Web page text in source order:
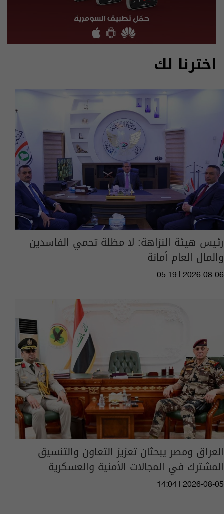
اخترنا لك
رئيس هيئة النزاهة: لا مظلة تحمي الفاسدين
والمال العام أمانة
05:19 | 2026-08-06
العراق ومصر يبحثان تعزيز التعاون والتنسيق
المشترك في المجالات الأمنية والعسكرية
14:04 | 2026-08-05